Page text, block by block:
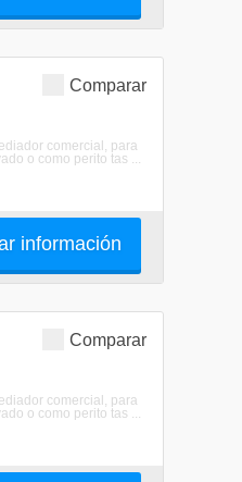
Comparar
comercial, para
o como perito tas ...
información
Comparar
comercial, para
o como perito tas ...